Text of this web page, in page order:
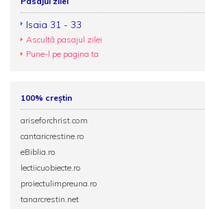
Isaia 31 - 33
Ascultă pasajul zilei
Pune-l pe pagina ta
100% creștin
ariseforchrist.com
cantaricrestine.ro
eBiblia.ro
lectiicuobiecte.ro
proiectulimpreuna.ro
tanarcrestin.net